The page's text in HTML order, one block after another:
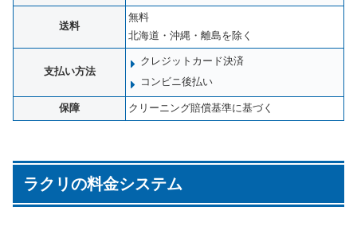
送料
無料
北海道・沖縄・離島を除く
支払い方法
クレジットカード決済
コンビニ後払い
保障 クリーニング賠償基準に基づく
ラクリの料金システム